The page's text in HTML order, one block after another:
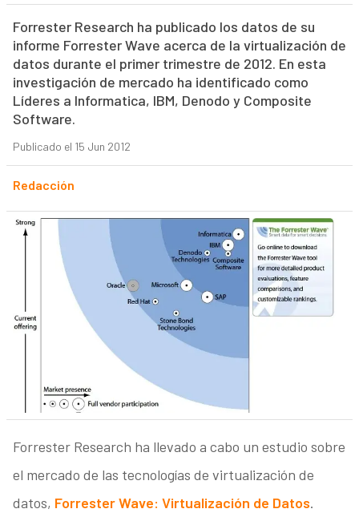
Forrester Research ha publicado los datos de su
informe Forrester Wave acerca de la virtualización de
datos durante el primer trimestre de 2012. En esta
investigación de mercado ha identificado como
Líderes a Informatica, IBM, Denodo y Composite
Software.
Publicado el 15 Jun 2012
Redacción
Forrester Research ha llevado a cabo un estudio sobre
el mercado de las tecnologías de virtualización de
datos, Forrester Wave: Virtualización de Datos.